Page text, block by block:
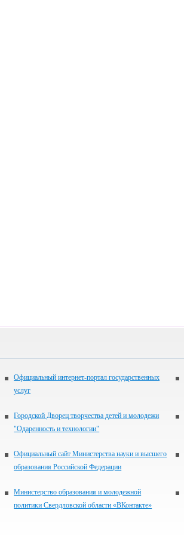
Официальный интернет-портал государственных
услуг
Городской Дворец творчества детей и молодежи
"Одаренность и технологии"
Официальный сайт Министерства науки и высшего
образования Российской Федерации
Министерство образования и молодежной
политики Свердловской области «ВКонтакте»